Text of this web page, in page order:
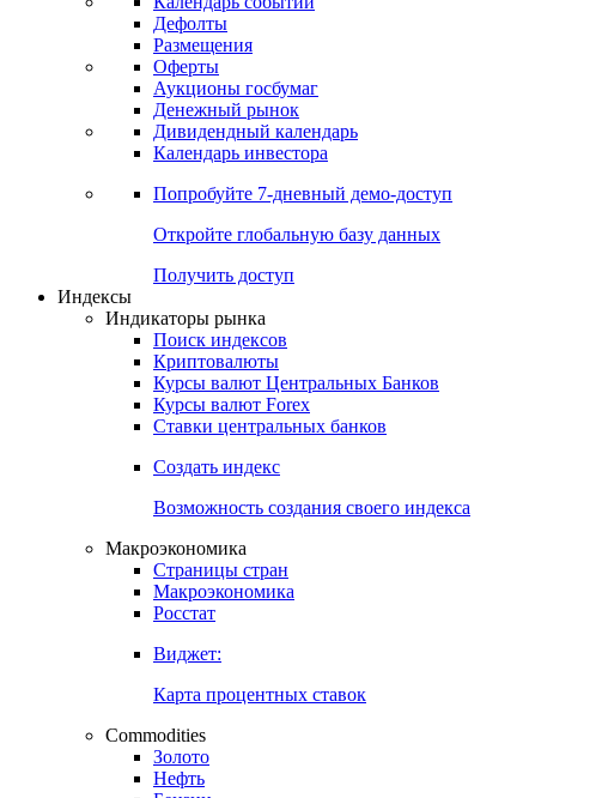
Получить доступ
Календарь
Календарь событий
Дефолты
Размещения
Оферты
Аукционы госбумаг
Денежный рынок
Дивидендный календарь
Календарь инвестора
Попробуйте7-дневный
Получить доступ
Индикаторы рынка
Поиск индексов
Криптовалюты
Курсы валют Центральных Банков
Курсы валют Forex
Ставки центральных банков
Создать индекс
Возможность создания своего индекса
Макроэкономика
Страницы стран
Макроэкономика
Росстат
Виджет:
Карта процентных ставок